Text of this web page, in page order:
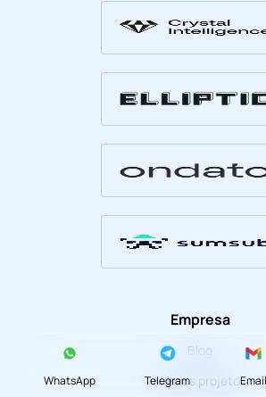
Empresa
Blog
Nossos projetos
WhatsApp Telegram Email